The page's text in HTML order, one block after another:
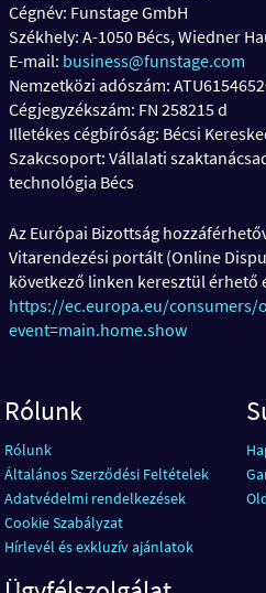
Cégnév: Funstage GmbH
Székhely: A-1050 Bécs, Wiedner
E-mail: business@funstage.com
Nemzetközi adószám:
Cégjegyzékszám: FN 258215 d
Illetékes cégbíróság: Bécsi
Szakcsoport: Vállalati
technológia Bécs
Az Európai Bizottság
Vitarendezési portált (Online
következő linken keresztül érhető
https://ec.europa.eu/consumers/
event=main.home.show
Rólunk
Rólunk
Általános Szerződési Feltételek
Adatvédelmi rendelkezések
Cookie Szabályzat
Hírlevél és exkluzív ajánlatok